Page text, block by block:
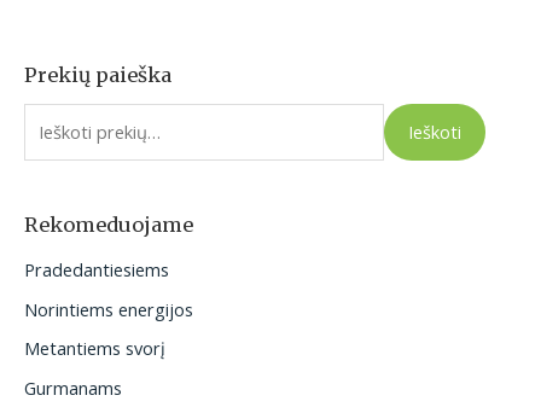
Prekių paieška
I
e
o
:
Ieškoti
Rekomeduojame
Pradedantiesiems
Norintiems energijos
Metantiems svorį
Gurmanams